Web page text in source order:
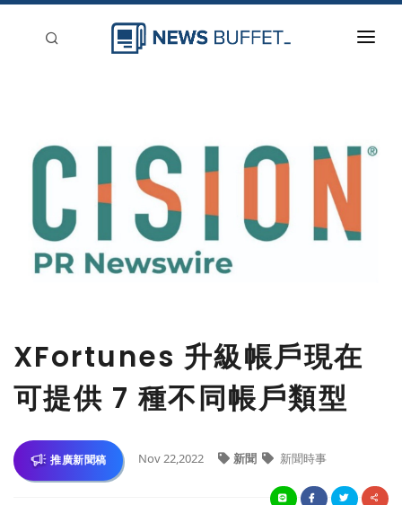
登入
XFortunes 升級帳戶現在
可提供 7 種不同帳戶類型
推廣新聞稿 Nov 22,2022 新聞 新聞時事